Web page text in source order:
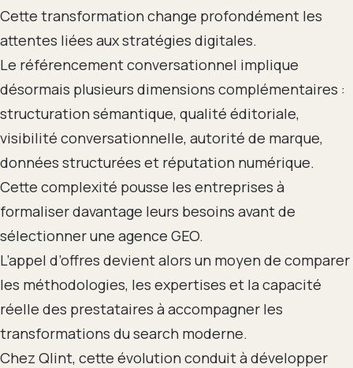
Cette transformation change profondément les
attentes liées aux stratégies digitales.
Le référencement conversationnel implique
désormais plusieurs dimensions complémentaires :
structuration sémantique, qualité éditoriale,
visibilité conversationnelle, autorité de marque,
données structurées et réputation numérique.
Cette complexité pousse les entreprises à
formaliser davantage leurs besoins avant de
sélectionner une agence GEO.
L’appel d’offres devient alors un moyen de comparer
les méthodologies, les expertises et la capacité
réelle des prestataires à accompagner les
transformations du search moderne.
Chez Qlint, cette évolution conduit à développer